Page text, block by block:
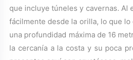
que incluye túneles y cavernas. Al
fácilmente desde la orilla, lo que
una profundidad máxima de 16
la cercanía a la costa y su poca